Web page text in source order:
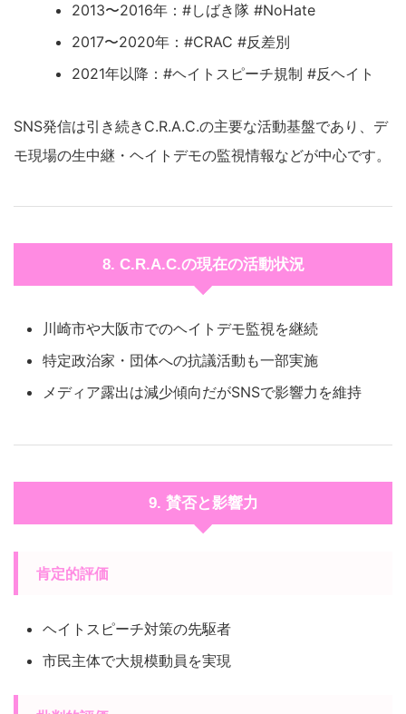
2013〜2016年：#しばき隊 #NoHate
2017〜2020年：#CRAC #反差別
2021年以降：#ヘイトスピーチ規制 #反ヘイト
SNS発信は引き続きC.R.A.C.の主要な活動基盤であり、デ
モ現場の生中継・ヘイトデモの監視情報などが中心です。
8. C.R.A.C.の現在の活動状況
川崎市や大阪市でのヘイトデモ監視を継続
特定政治家・団体への抗議活動も一部実施
メディア露出は減少傾向だがSNSで影響力を維持
9. 賛否と影響力
肯定的評価
ヘイトスピーチ対策の先駆者
市民主体で大規模動員を実現